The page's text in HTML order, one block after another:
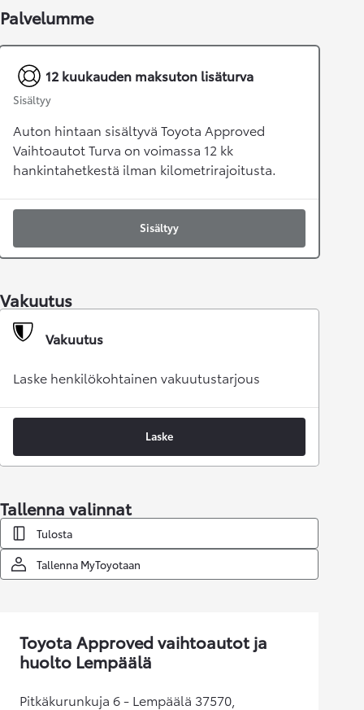
Palvelumme
12 kuukauden maksuton lisäturva
Sisältyy
Auton hintaan sisältyvä Toyota Approved
Vaihtoautot Turva on voimassa 12 kk
hankintahetkestä ilman kilometrirajoitusta.
Sisältyy
Vakuutus
Vakuutus
Laske henkilökohtainen vakuutustarjous
Laske
Tallenna valinnat
Tulosta
Tallenna MyToyotaan
Toyota Approved vaihtoautot ja
huolto Lempäälä
Pitkäkurunkuja 6 - Lempäälä 37570,